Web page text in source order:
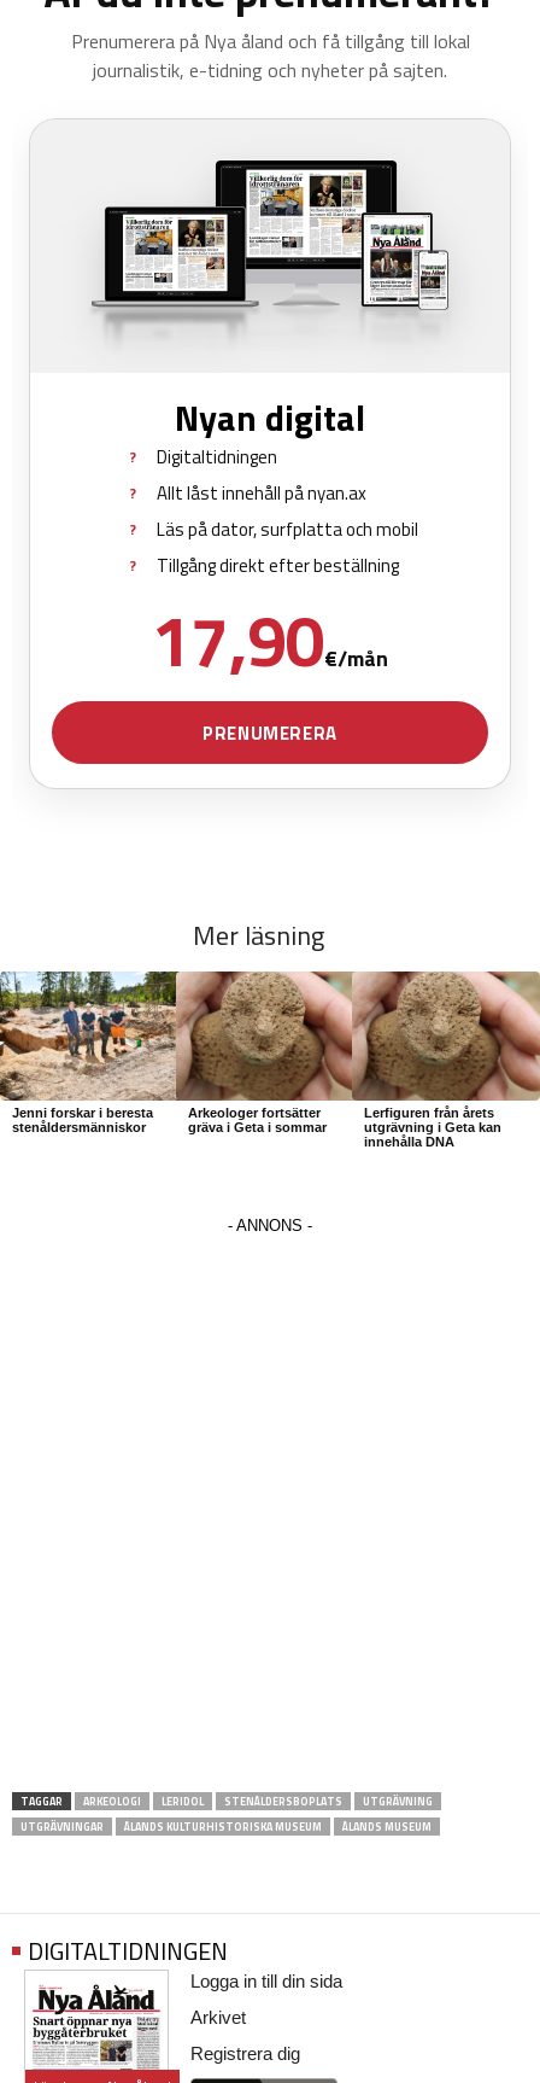
Mer läsning
Jenni forskar i beresta
stenåldersmänniskor
Arkeologer fortsätter
gräva i Geta i sommar
Lerfiguren från årets
utgrävning i Geta kan
innehålla DNA
TAGGAR ARKEOLOGI LERIDOL STENÅLDERSBOPLATS
UTGRÄVNING
UTGRÄVNINGAR
ÅLANDS KULTURHISTORISKA MUSEUM ÅLANDS MUSEUM
DIGITALTIDNINGEN
Logga in till din sida
Arkivet
Registrera dig